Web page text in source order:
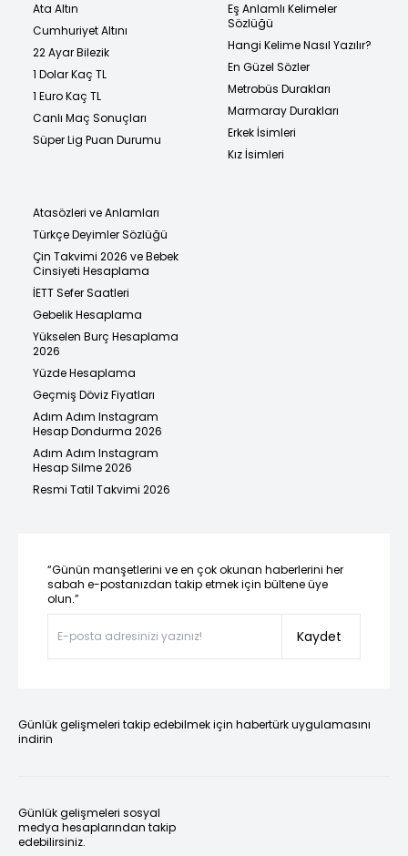
Ata Altın
Cumhuriyet Altını
22 Ayar Bilezik
1 Dolar Kaç TL
1 Euro Kaç TL
Canlı Maç Sonuçları
Süper Lig Puan Durumu
Eş Anlamlı Kelimeler
Sözlüğü
Hangi Kelime Nasıl Yazılır?
En Güzel Sözler
Metrobüs Durakları
Marmaray Durakları
Erkek İsimleri
Kız İsimleri
Atasözleri ve Anlamları
Türkçe Deyimler Sözlüğü
Çin Takvimi 2026 ve Bebek
Cinsiyeti Hesaplama
İETT Sefer Saatleri
Gebelik Hesaplama
Yükselen Burç Hesaplama
2026
Yüzde Hesaplama
Geçmiş Döviz Fiyatları
Adım Adım Instagram
Hesap Dondurma 2026
Adım Adım Instagram
Hesap Silme 2026
Resmi Tatil Takvimi 2026
“Günün manşetlerini ve en çok okunan haberlerini her
sabah e-postanızdan takip etmek için bültene üye
olun.”
Kaydet
Günlük gelişmeleri takip edebilmek için habertürk uygulamasını
indirin
Günlük gelişmeleri sosyal
medya hesaplarından takip
edebilirsiniz.